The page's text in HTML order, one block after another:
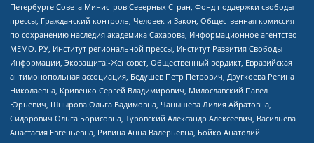
Петербурге Совета Министров Северных Стран, Фонд поддержки свободы
прессы, Гражданский контроль, Человек и Закон, Общественная комиссия
по сохранению наследия академика Сахарова, Информационное агентство
МЕМО. РУ, Институт региональной прессы, Институт Развития Свободы
Информации, Экозащита!-Женсовет, Общественный вердикт, Евразийская
антимонопольная ассоциация, Бедушев Петр Петрович, Дзугкоева Регина
Николаевна, Кривенко Сергей Владимирович, Милославский Павел
Юрьевич, Шнырова Ольга Вадимовна, Чанышева Лилия Айратовна,
Сидорович Ольга Борисовна, Туровский Александр Алексеевич, Васильева
Анастасия Евгеньевна, Ривина Анна Валерьевна, Бойко Анатолий